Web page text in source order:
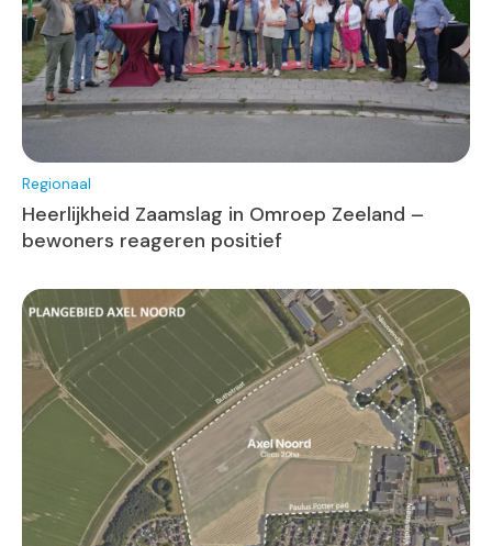
Regionaal
Heerlijkheid Zaamslag in Omroep Zeeland –
bewoners reageren positief